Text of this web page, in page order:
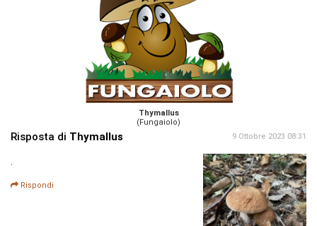
Thymallus
(Fungaiolo)
Risposta di Thymallus 9 Ottobre 2023 08:31
Rispondi